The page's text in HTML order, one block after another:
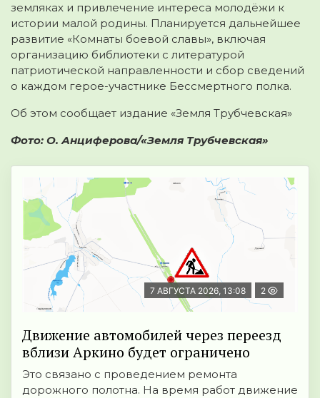
земляках и привлечение интереса молодёжи к
истории малой родины. Планируется дальнейшее
развитие «Комнаты боевой славы», включая
организацию библиотеки с литературой
патриотической направленности и сбор сведений
о каждом герое-участнике Бессмертного полка.
Об этом сообщает издание «Земля Трубчевская»
Фото: О. Анциферова/«Земля Трубчевская»
7 АВГУСТА 2026, 13:08 2
Движение автомобилей через переезд
вблизи Аркино будет ограничено
Это связано с проведением ремонта
дорожного полотна. На время работ движение